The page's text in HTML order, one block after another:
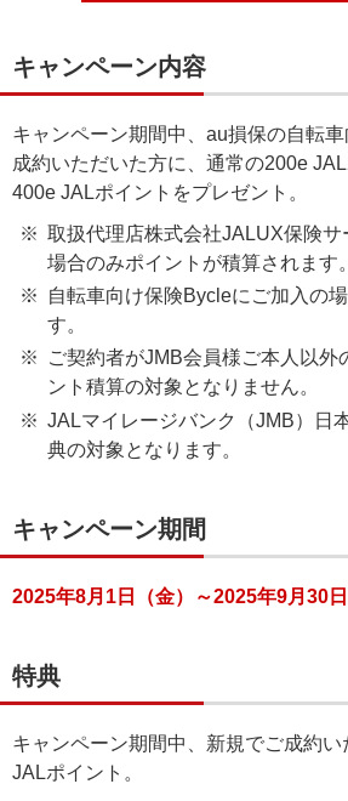
キャンペーン内容
キャンペーン期間中、au損保の自転
成約いただいた方に、通常の200e JAL
400e JALポイントをプレゼント。
取扱代理店株式会社JALUX保険
場合のみポイントが積算されます。
自転車向け保険Bycleにご加入の
す。
ご契約者がJMB会員様ご本人以外
ント積算の対象となりません。
JALマイレージバンク（JMB）日
典の対象となります。
キャンペーン期間
2025年8月1日（金）～2025年9月30日
特典
キャンペーン期間中、新規でご成約
JALポイント。